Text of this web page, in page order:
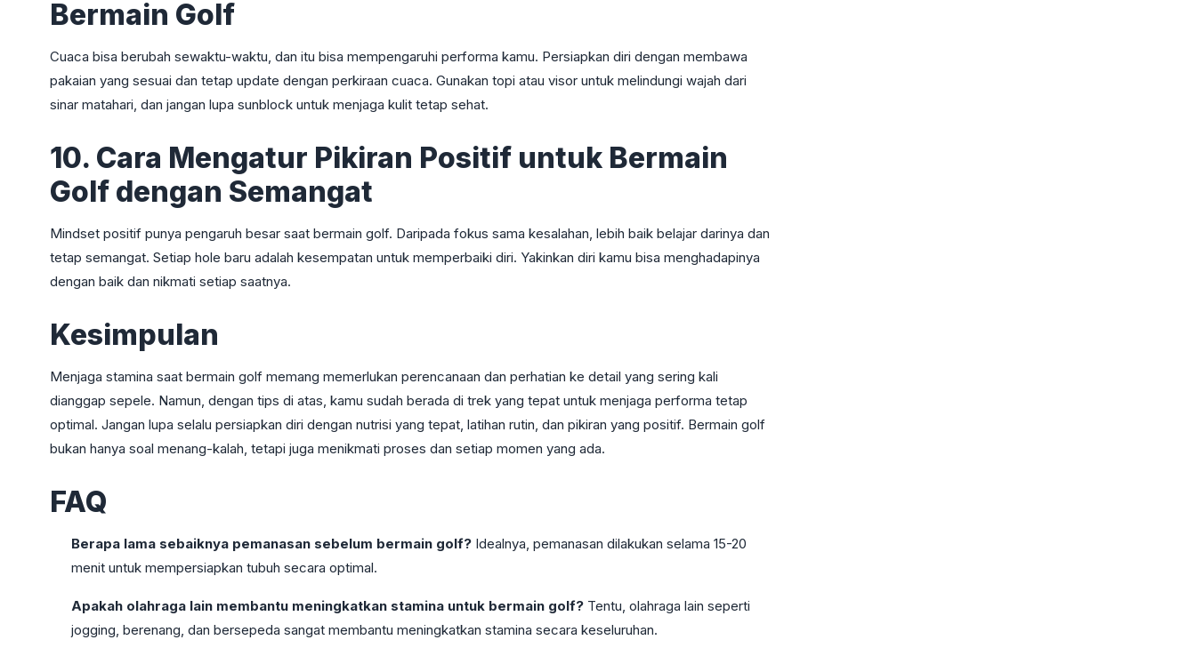
Bermain Golf
Cuaca bisa berubah sewaktu-waktu, dan itu bisa mempengaruhi performa kamu. Persiapkan diri dengan membawa
pakaian yang sesuai dan tetap update dengan perkiraan cuaca. Gunakan topi atau visor untuk melindungi wajah dari
sinar matahari, dan jangan lupa sunblock untuk menjaga kulit tetap sehat.
10. Cara Mengatur Pikiran Positif untuk Bermain
Golf dengan Semangat
Mindset positif punya pengaruh besar saat bermain golf. Daripada fokus sama kesalahan, lebih baik belajar darinya dan
tetap semangat. Setiap hole baru adalah kesempatan untuk memperbaiki diri. Yakinkan diri kamu bisa menghadapinya
dengan baik dan nikmati setiap saatnya.
Kesimpulan
Menjaga stamina saat bermain golf memang memerlukan perencanaan dan perhatian ke detail yang sering kali
dianggap sepele. Namun, dengan tips di atas, kamu sudah berada di trek yang tepat untuk menjaga performa tetap
optimal. Jangan lupa selalu persiapkan diri dengan nutrisi yang tepat, latihan rutin, dan pikiran yang positif. Bermain golf
bukan hanya soal menang-kalah, tetapi juga menikmati proses dan setiap momen yang ada.
FAQ
Berapa lama sebaiknya pemanasan sebelum bermain golf? Idealnya, pemanasan dilakukan selama 15-20
menit untuk mempersiapkan tubuh secara optimal.
Apakah olahraga lain membantu meningkatkan stamina untuk bermain golf? Tentu, olahraga lain seperti
jogging, berenang, dan bersepeda sangat membantu meningkatkan stamina secara keseluruhan.